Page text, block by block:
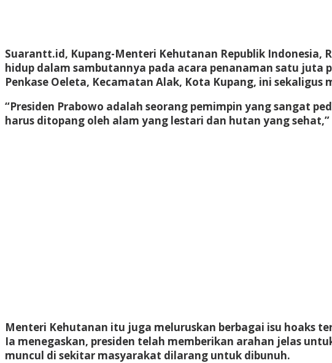
Suarantt.id, Kupang-Menteri Kehutanan Republik Indonesia,
hidup dalam sambutannya pada acara penanaman satu juta
Penkase Oeleta, Kecamatan Alak, Kota Kupang, ini
“Presiden Prabowo adalah seorang pemimpin yang sangat
harus ditopang oleh alam yang lestari dan hutan yang
Menteri Kehutanan itu juga meluruskan berbagai isu hoaks
Ia menegaskan, presiden telah memberikan arahan jelas
muncul di sekitar masyarakat dilarang untuk dibunuh.